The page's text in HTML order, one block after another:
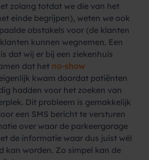
zolang totdat we die van het
einde begrijpen), weten we ook
obstakels voor (de klanten
kunnen wegnemen. Een
dat wij er bij een ziekenhuis
dat het no-show
kwam doordat patiënten
hadden voor het zoeken van
Dit probleem is gemakkelijk
een SMS bericht te versturen
over waar de parkeergarage
de informatie waar dus juist wél
kan worden. Zo simpel kan de